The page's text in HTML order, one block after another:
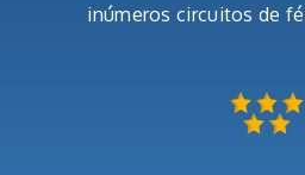
inúmeros circuitos de